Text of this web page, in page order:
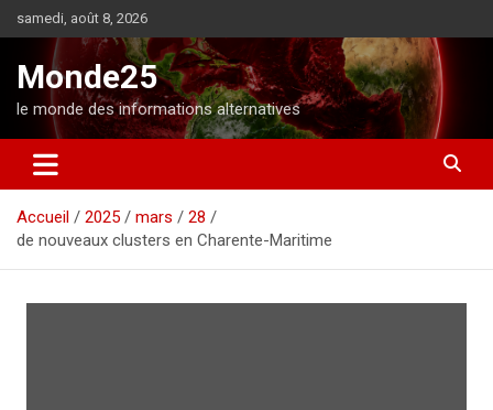
l
o
e
samedi, août 8, 2026
Monde25
le monde des informations alternatives
Accueil 2025 mars
28
de nouveaux clusters en Charente-Maritime